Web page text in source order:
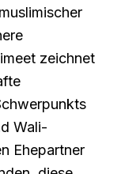
zeichnet
Wali-
Ehepartner